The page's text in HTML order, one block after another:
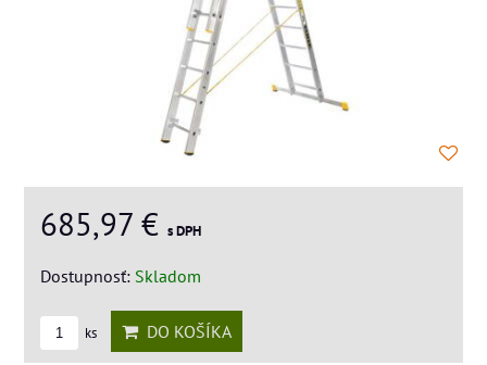
685,97 € s DPH
Dostupnosť: Skladom
ks DO KOŠÍKA